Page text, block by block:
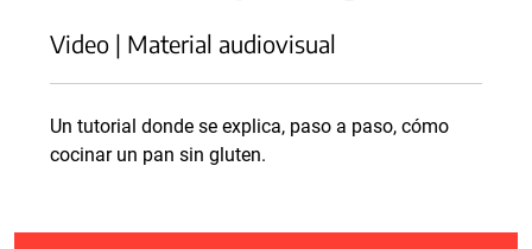
Video | Material audiovisual
Un tutorial donde se explica, paso a paso, cómo
cocinar un pan sin gluten.